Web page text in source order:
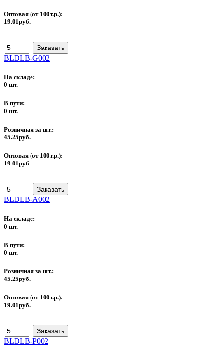
Оптовая (от 100т.р.):
19.01руб.
BLDLB-G002
На складе:
0 шт.
В пути:
0 шт.
Розничная за шт.:
45.25руб.
Оптовая (от 100т.р.):
19.01руб.
BLDLB-A002
На складе:
0 шт.
В пути:
0 шт.
Розничная за шт.:
45.25руб.
Оптовая (от 100т.р.):
19.01руб.
BLDLB-P002